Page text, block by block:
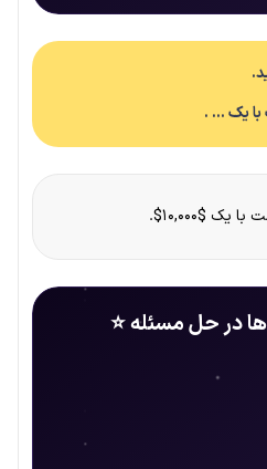
در حل مسئله ⭐